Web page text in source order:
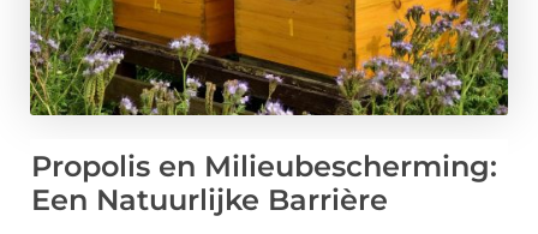
Propolis en Milieubescherming:
Een Natuurlijke Barrière